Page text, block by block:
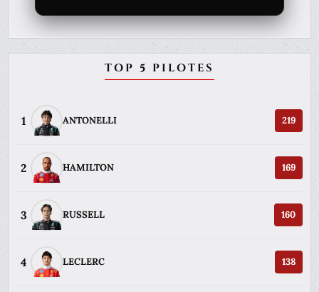
TOP 5 PILOTES
1 ANTONELLI 219
2 HAMILTON 169
3 RUSSELL 160
4 LECLERC 138